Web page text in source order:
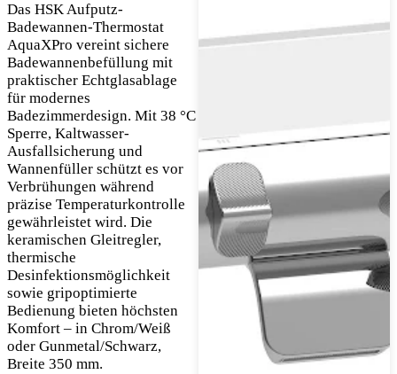
Das HSK Aufputz-
Badewannen-Thermostat
AquaXPro vereint sichere
Badewannenbefüllung mit
praktischer Echtglasablage
für modernes
Badezimmerdesign. Mit 38 °C
Sperre, Kaltwasser-
Ausfallsicherung und
Wannenfüller schützt es vor
Verbrühungen während
präzise Temperaturkontrolle
gewährleistet wird. Die
keramischen Gleitregler,
thermische
Desinfektionsmöglichkeit
sowie gripoptimierte
Bedienung bieten höchsten
Komfort – in Chrom/Weiß
oder Gunmetal/Schwarz,
Breite 350 mm.